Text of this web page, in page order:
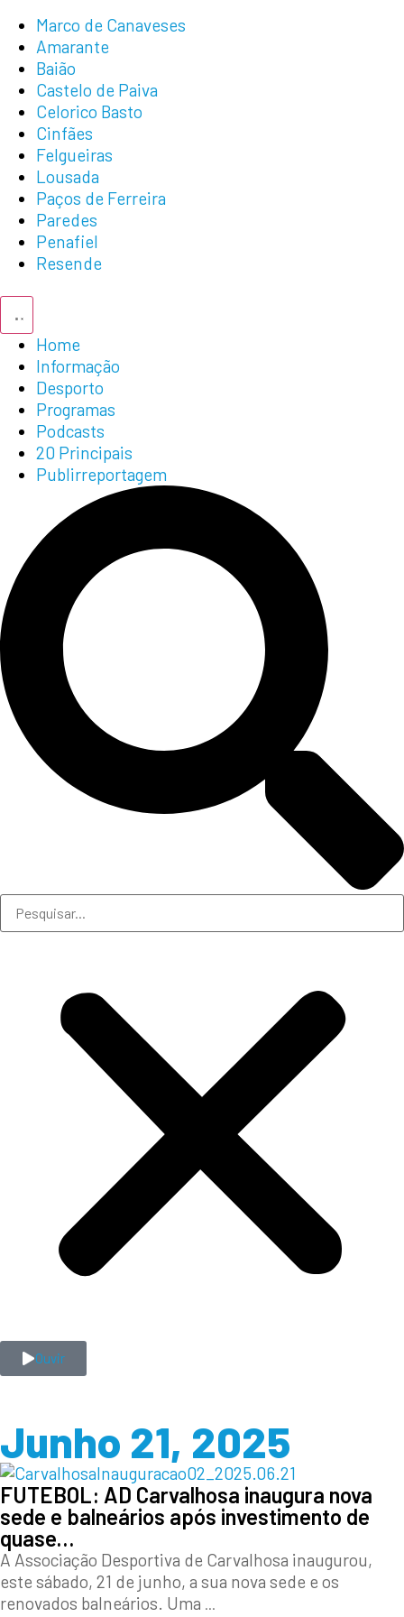
Marco de Canaveses
Amarante
Baião
Castelo de Paiva
Celorico Basto
Cinfães
Felgueiras
Lousada
Paços de Ferreira
Paredes
Penafiel
Resende
Home
Informação
Desporto
Programas
Podcasts
20 Principais
Publirreportagem
Ouvir
Junho 21, 2025
FUTEBOL: AD Carvalhosa inaugura nova
sede e balneários após investimento de
quase…
A Associação Desportiva de Carvalhosa inaugurou,
este sábado, 21 de junho, a sua nova sede e os
renovados balneários. Uma ...